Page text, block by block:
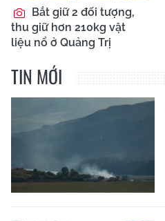
Bắt giữ 2 đối tượng,
thu giữ hơn 210kg vật
liệu nổ ở Quảng Trị
TIN MỚI